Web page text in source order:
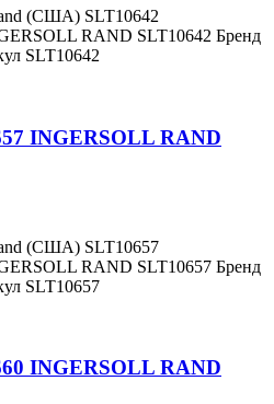
(США) SLT10642
RAND SLT10642 Бренд
SLT10642
INGERSOLL RAND
(США) SLT10657
RAND SLT10657 Бренд
SLT10657
INGERSOLL RAND